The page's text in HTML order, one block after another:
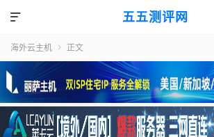
五五测评网

海外云主机  正文